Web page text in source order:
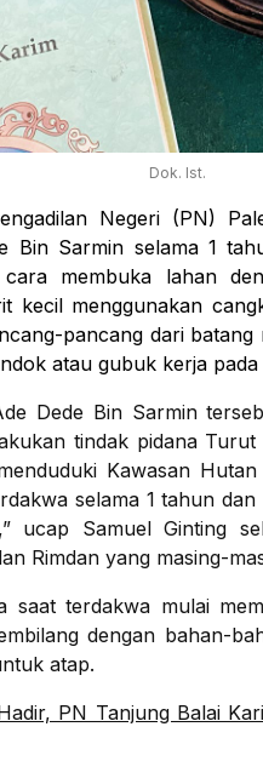
Dok. Ist.
Negeri (PN)
Bin Sarmin selama 1
membuka lahan
kecil menggunakan
pancang dari
atau gubuk kerja pada
Dede Bin Sarmin
tindak pidana
Kawasan
selama 1 tahun
ucap Samuel Ginting
Rimdan yang masing-
saat terdakwa mulai
dengan bahan-
atap.
PN Tanjung Balai